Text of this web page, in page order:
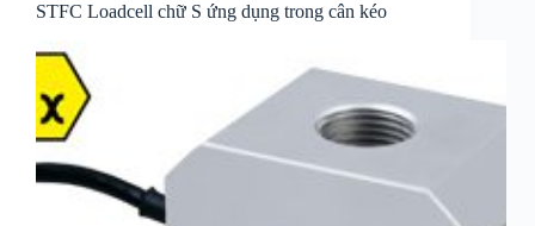
STFC Loadcell chữ S ứng dụng trong cân kéo